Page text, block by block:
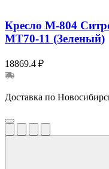
Кресло М-804
МТ70-11 (Зеленый)
18869.4 ₽
Доставка по